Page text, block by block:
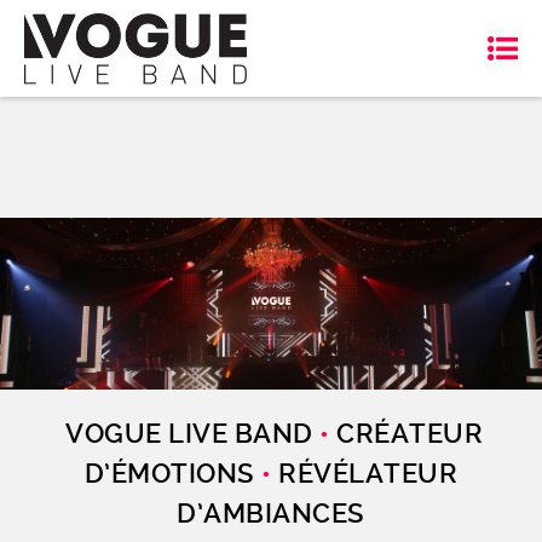
VOGUE LIVE BAND • CRÉATEUR
D’ÉMOTIONS • RÉVÉLATEUR
D’AMBIANCES